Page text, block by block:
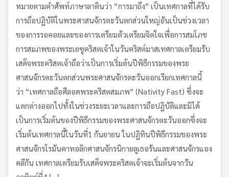
หมายตามคำศัพท์ภาษาลาตินว่า “การมาถึง” เป็นเทศกาลที่ได้รับ
การถือปฏิบัติในพระศาสนจักรตะวันตกส่วนใหญ่อันเป็นช่วงเวลา
ของการรอคอยและของการเตรียมตัวเตรียมจิตใจเพื่อการสมโภช
การสมภพของพระเยซูคริสตเจ้าในวันคริสต์มาสเทศกาลเตรียมรับ
เสด็จพระคริสตเจ้าถือว่าเป็นการเริ่มต้นปีพิธีกรรมของพระ
ศาสนจักรตะวันตกส่วนพระศาสนจักรตะวันออกเรียกเทศกาลนี้
ว่า “เทศกาลถือศีลอดพระคริสตสมภพ” (Nativity Fast) ซึ่งจะ
แตกต่างออกไปทั้งในช่วงระยะเวลาและการถือปฏิบัติและมิได้
เป็นการเริ่มต้นของปีพิธีกรรมของพระศาสนจักรตะวันออกซึ่งจะ
เริ่มต้นเทศกาลนี้ในวันที่1 กันยายน ในปฏิทินปีพิธีกรรมของพระ
ศาสนจักรโรมันคาทอลิกศาสนจักรนิกายลูเธอรันและศาสนจักรแอง
คลีกัน เทศกาลเตรียมรับเสด็จพระคริสตเจ้าจะเริ่มต้นจากวัน